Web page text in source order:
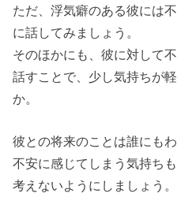
ただ、浮気癖のある彼には
に話してみましょう。
そのほかにも、彼に対して
話すことで、少し気持ちが
か。
彼との将来のことは誰にもわ
不安に感じてしまう気持ち
考えないようにしましょう。